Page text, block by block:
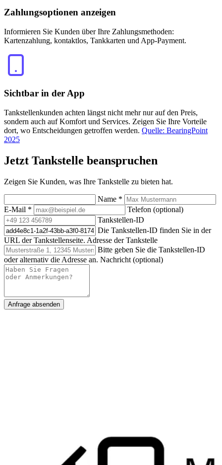
Zahlungsoptionen anzeigen
Informieren Sie Kunden über Ihre Zahlungsmethoden:
Kartenzahlung, kontaktlos, Tankkarten und App-Payment.
Sichtbar in der App
Tankstellenkunden achten längst nicht mehr nur auf den Preis,
sondern auch auf Komfort und Services. Zeigen Sie Ihre Vorteile
dort, wo Entscheidungen getroffen werden. Quelle: BearingPoint
2025
Jetzt Tankstelle beanspruchen
Zeigen Sie Kunden, was Ihre Tankstelle zu bieten hat.
Name *
E-Mail *
Telefon (optional)
Tankstellen-ID
Die Tankstellen-ID finden Sie in der
URL der Tankstellenseite. Adresse der Tankstelle
Bitte geben Sie die Tankstellen-ID
oder alternativ die Adresse an. Nachricht (optional)
Anfrage absenden